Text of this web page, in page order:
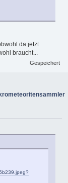
da jetzt
braucht...
Gespeichert